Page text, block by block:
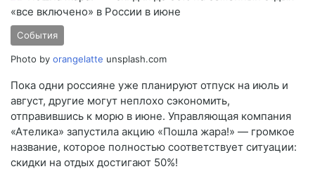
События
Photo by orangelatte unsplash.com
Пока одни россияне уже планируют отпуск на июль и
август, другие могут неплохо сэкономить,
отправившись к морю в июне. Управляющая компания
«Ателика» запустила акцию «Пошла жара!» — громкое
название, которое полностью соответствует ситуации:
скидки на отдых достигают 50%!